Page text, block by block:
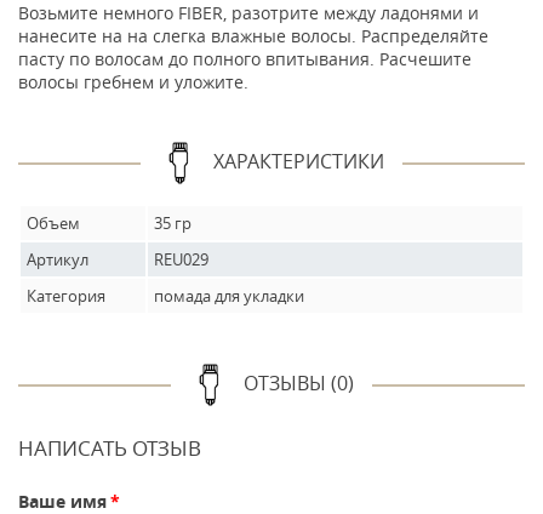
Возьмите немного FIBER, разотрите между ладонями и
нанесите на на слегка влажные волосы. Распределяйте
пасту по волосам до полного впитывания. Расчешите
волосы гребнем и уложите.
ХАРАКТЕРИСТИКИ
Объем
35 гр
Артикул
REU029
Категория
помада для укладки
ОТЗЫВЫ (0)
НАПИСАТЬ ОТЗЫВ
Ваше имя